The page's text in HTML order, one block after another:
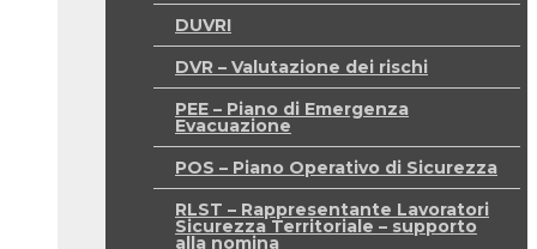
DUVRI
DVR – Valutazione dei rischi
PEE – Piano di Emergenza
Evacuazione
POS – Piano Operativo di Sicurezza
RLST – Rappresentante Lavoratori
Sicurezza Territoriale – supporto
alla nomina